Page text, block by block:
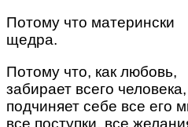
Потому что матерински
щедра.
Потому что, как любовь,
забирает всего человека,
подчиняет себе все его